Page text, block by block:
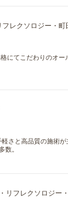
レクソロジー・町
にてこだわりのオ
さと高品質の施術
。
リフレクソロジー